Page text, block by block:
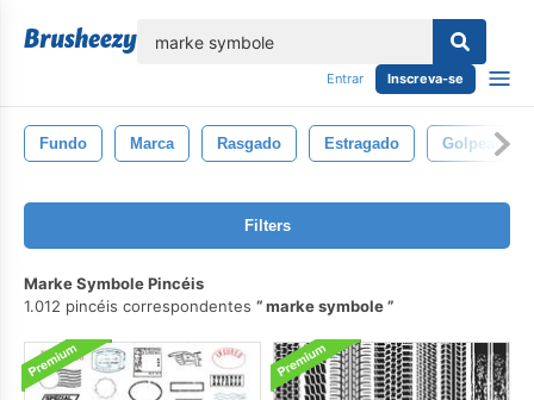
Entrar Inscreva-se
Fundo Marca Rasgado Estragado Golpear
Filters
Marke Symbole Pincéis
1.012 pincéis correspondentes
marke symbole